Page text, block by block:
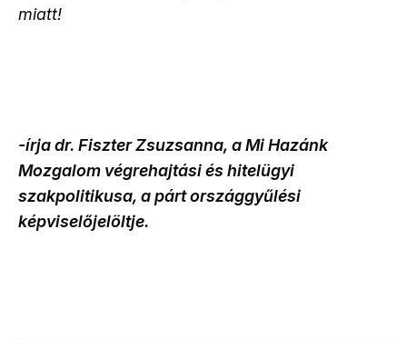
miatt!
-írja dr. Fiszter Zsuzsanna, a Mi Hazánk
Mozgalom végrehajtási és hitelügyi
szakpolitikusa, a párt országgyűlési
képviselőjelöltje.